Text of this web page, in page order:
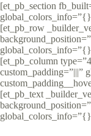
[et_pb_section
[et_pb_row
[et_pb_column
custom_padding=”|||”
[et_pb_text